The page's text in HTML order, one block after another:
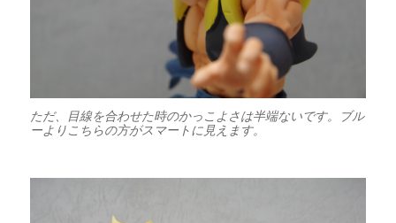
ただ、目線を合わせた時のかっこよさは半端ないです。ブル
ーよりこちらの方がスマートに見えます。